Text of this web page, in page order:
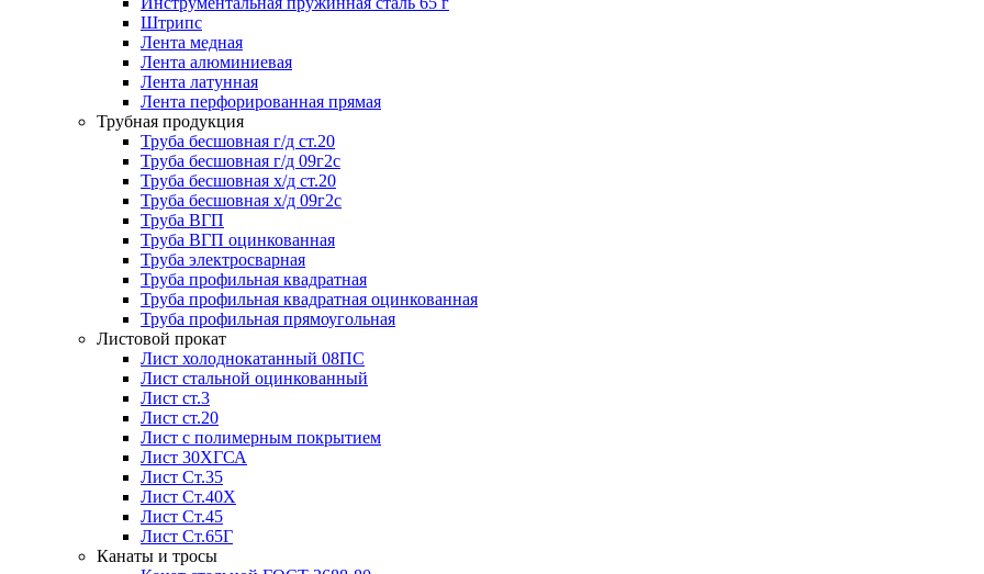
Штрипс
Лента медная
Лента алюминиевая
Лента латунная
Лента перфорированная прямая
Трубная продукция
Труба бесшовная г/д ст.20
Труба бесшовная г/д 09г2с
Труба бесшовная х/д ст.20
Труба бесшовная х/д 09г2с
Труба ВГП
Труба ВГП оцинкованная
Труба электросварная
Труба профильная квадратная
Труба профильная квадратная оцинкованная
Труба профильная прямоугольная
Листовой прокат
Лист холоднокатанный 08ПС
Лист стальной оцинкованный
Лист ст.3
Лист ст.20
Лист с полимерным покрытием
Лист 30ХГСА
Лист Ст.35
Лист Ст.40Х
Лист Ст.45
Лист Ст.65Г
Канаты и тросы